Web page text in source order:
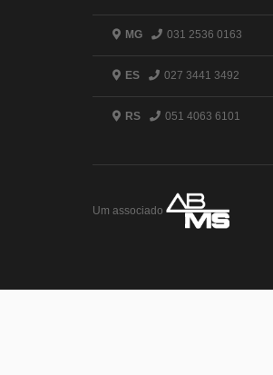
MG 031 2536 0163
ES 027 3441 3492
RS 051 4063 6101
Um associado